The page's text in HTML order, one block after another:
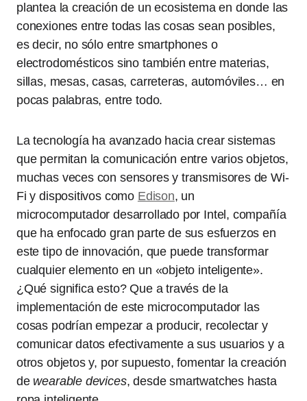
plantea la creación de un ecosistema en donde las
conexiones entre todas las cosas sean posibles,
es decir, no sólo entre smartphones o
electrodomésticos sino también entre materias,
sillas, mesas, casas, carreteras, automóviles… en
pocas palabras, entre todo.
La tecnología ha avanzado hacia crear sistemas
que permitan la comunicación entre varios objetos,
muchas veces con sensores y transmisores de Wi-
Fi y dispositivos como Edison, un
microcomputador desarrollado por Intel, compañía
que ha enfocado gran parte de sus esfuerzos en
este tipo de innovación, que puede transformar
cualquier elemento en un «objeto inteligente».
¿Qué significa esto? Que a través de la
implementación de este microcomputador las
cosas podrían empezar a producir, recolectar y
comunicar datos efectivamente a sus usuarios y a
otros objetos y, por supuesto, fomentar la creación
dewearable devices, desde smartwatches hasta